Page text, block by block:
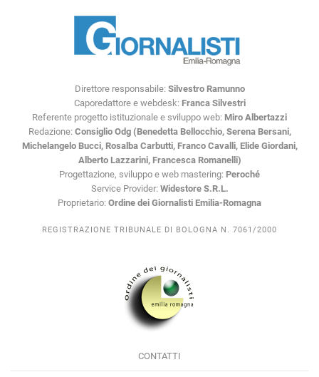
Direttore responsabile: Silvestro Ramunno
Caporedattore e webdesk: Franca Silvestri
Referente progetto istituzionale e sviluppo web: Miro Albertazzi
Redazione: Consiglio Odg (Benedetta Bellocchio, Serena Bersani,
Michelangelo Bucci, Rosalba Carbutti, Franco Cavalli, Elide Giordani,
Alberto Lazzarini, Francesca Romanelli)
Progettazione, sviluppo e web mastering: Peroché
Service Provider: Widestore S.R.L.
Proprietario: Ordine dei Giornalisti Emilia-Romagna
REGISTRAZIONE TRIBUNALE DI BOLOGNA N. 7061/2000
CONTATTI